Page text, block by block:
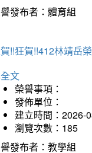
發布者：體育組
!!狂賀!!412林靖岳
文
榮譽事項：
發佈單位：
建立時間：2026-
瀏覽次數：185
發布者：教學組